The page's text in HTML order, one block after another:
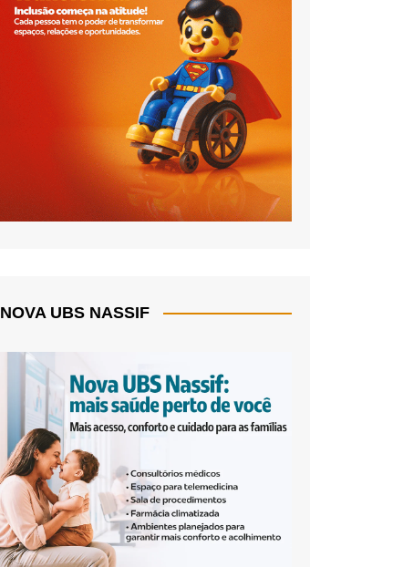
NOVA UBS NASSIF